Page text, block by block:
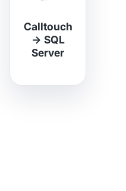
Calltouch
→ SQL
Server